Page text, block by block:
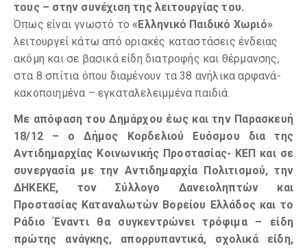
τους – στην συνέχιση της λειτουργίας του.
Όπως είναι γνωστό το«Ελληνικό Παιδικό Χωριό»
λειτουργεί κάτω από οριακές καταστάσεις ένδειας
ακόμη και σε βασικά είδη διατροφής και θέρμανσης,
στα 8 σπίτια όπου διαμένουν τα 38 ανήλικα αρφανά-
κακοποιημένα – εγκαταλελειμμένα παιδιά.
Με απόφαση του Δημάρχου έως και την Παρασκευή
18/12 – ο Δήμος Κορδελιού Ευόσμου δια της
Αντιδημαρχίας Κοινωνικής Προστασίας- ΚΕΠ και σε
συνεργασία με την Αντιδημαρχία Πολιτισμού, την
ΔΗΚΕΚΕ, τον Σύλλογο Δανειοληπτών και
Προστασίας Καταναλωτών Βορείου Ελλάδος και το
Ράδιο Έναντι
θα συγκεντρώνειτρόφιμα – είδη
πρώτης ανάγκης, απορρυπαντικά, σχολικά είδη,